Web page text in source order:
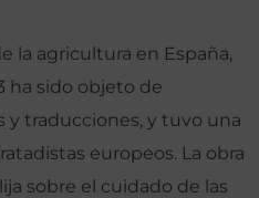
la agricultura en España,
ha sido objeto de
y traducciones, y tuvo una
europeos. La obra
sobre el cuidado de las